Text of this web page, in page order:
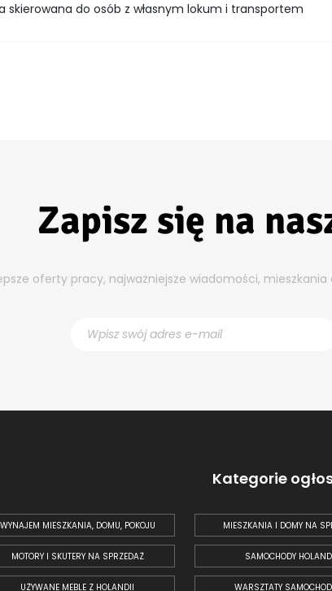
skierowana do osób z własnym lokum i transportem
Zapisz się na
oferty pracy, najważniejsze wiadomości,
Kategorie
WYNAJEM MIESZKANIA, DOMU, POKOJU MIESZKANIA I DOMY NA
MOTORY I SKUTERY NA SPRZEDAŻ SAMOCHODY
UŻYWANE MEBLE Z HOLANDII WARSZTATY